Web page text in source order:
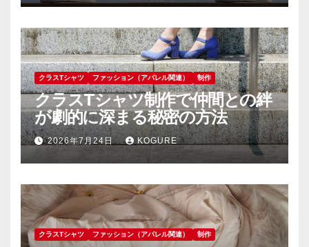
クラスTシャツ ファッション（アパレル関連） 制作
クラスTシャツ制作で仲間との絆
が劇的に深まる秘密の方法
2026年7月24日 KOGURE
クラスTシャツ ファッション（アパレル関連） 制作